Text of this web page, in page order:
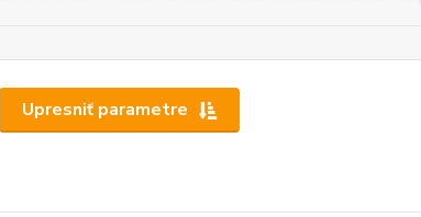
Upresniť parametre